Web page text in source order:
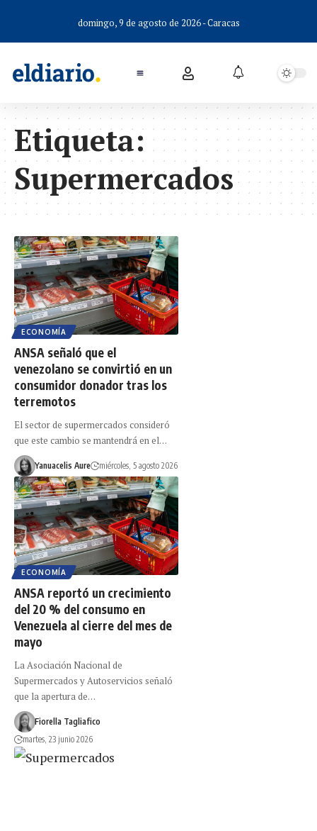
domingo, 9 de agosto de 2026 - Caracas
Etiqueta:
Supermercados
ECONOMÍA
ANSA señaló que el
venezolano se convirtió en un
consumidor donador tras los
terremotos
El sector de supermercados consideró
que este cambio se mantendrá en el…
Yanuacelis Aure miércoles, 5 agosto 2026
ECONOMÍA
ANSA reportó un crecimiento
del 20 % del consumo en
Venezuela al cierre del mes de
mayo
La Asociación Nacional de
Supermercados y Autoservicios señaló
que la apertura de…
Fiorella Tagliafico
martes, 23 junio 2026